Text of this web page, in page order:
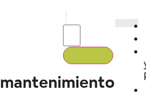
mantenimiento